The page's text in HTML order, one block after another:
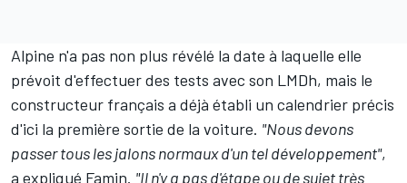
Alpine n'a pas non plus révélé la date à laquelle elle
prévoit d'effectuer des tests avec son LMDh, mais le
constructeur français a déjà établi un calendrier précis
d'ici la première sortie de la voiture. "Nous devons
passer tous les jalons normaux d'un tel développement",
a expliqué Famin. "Il n'y a pas d'étape ou de sujet très